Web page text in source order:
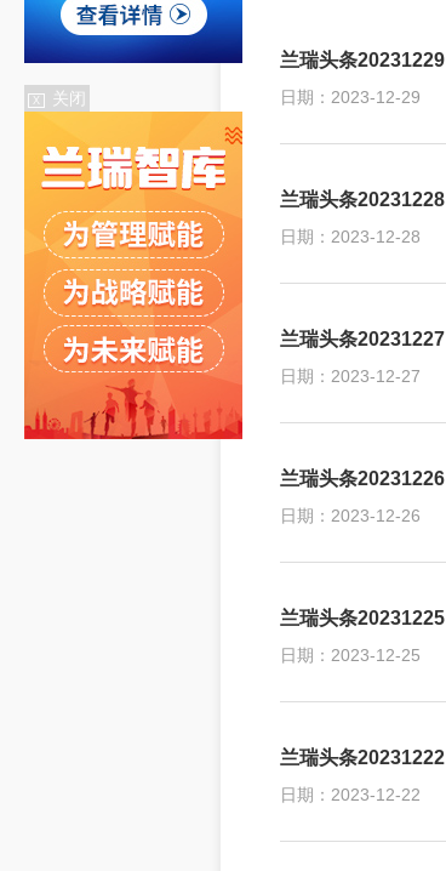
兰瑞头条20231229
日期：2023-12-29
兰瑞头条20231228
日期：2023-12-28
兰瑞头条20231227
日期：2023-12-27
兰瑞头条20231226
日期：2023-12-26
兰瑞头条20231225
日期：2023-12-25
兰瑞头条20231222
日期：2023-12-22
X 关闭